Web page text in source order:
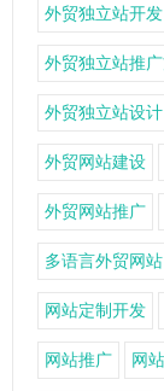
外贸独立站开发
外贸独立站推
外贸独立站设计
外贸网站建设
外贸网站推广
多语言外贸网站
网站定制开发
网站推广 网